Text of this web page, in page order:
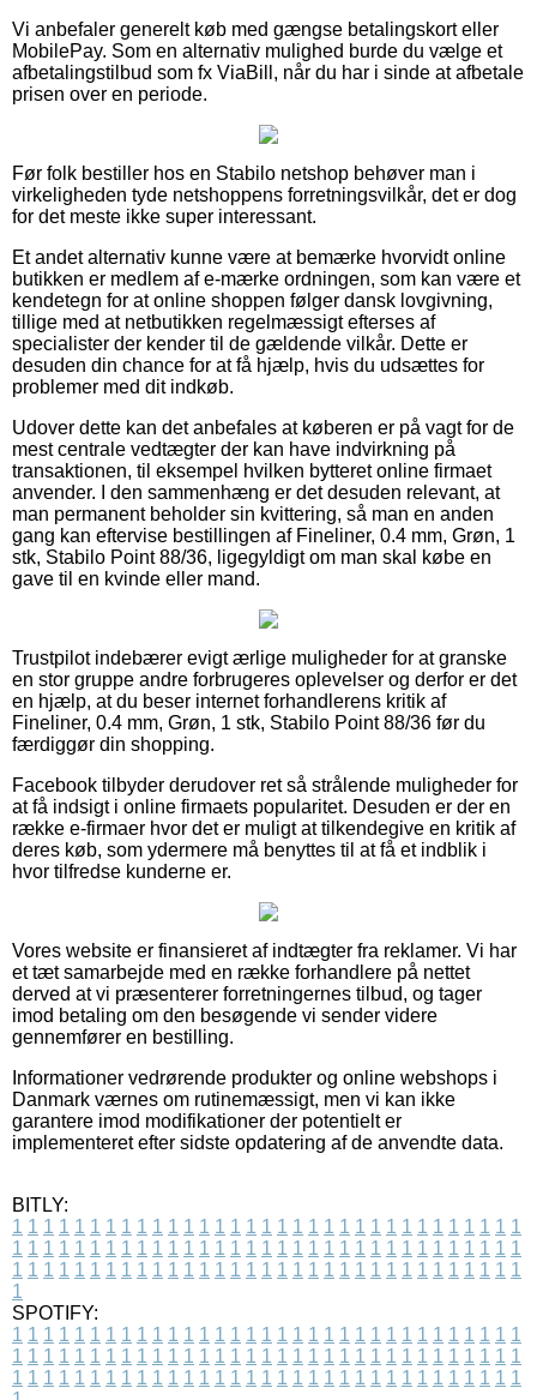
Vi anbefaler generelt køb med gængse betalingskort eller
MobilePay. Som en alternativ mulighed burde du vælge et
afbetalingstilbud som fx ViaBill, når du har i sinde at afbetale
prisen over en periode.
Før folk bestiller hos en Stabilo netshop behøver man i
virkeligheden tyde netshoppens forretningsvilkår, det er dog
for det meste ikke super interessant.
Et andet alternativ kunne være at bemærke hvorvidt online
butikken er medlem af e-mærke ordningen, som kan være et
kendetegn for at online shoppen følger dansk lovgivning,
tillige med at netbutikken regelmæssigt efterses af
specialister der kender til de gældende vilkår. Dette er
desuden din chance for at få hjælp, hvis du udsættes for
problemer med dit indkøb.
Udover dette kan det anbefales at køberen er på vagt for de
mest centrale vedtægter der kan have indvirkning på
transaktionen, til eksempel hvilken bytteret online firmaet
anvender. I den sammenhæng er det desuden relevant, at
man permanent beholder sin kvittering, så man en anden
gang kan eftervise bestillingen af Fineliner, 0.4 mm, Grøn, 1
stk, Stabilo Point 88/36, ligegyldigt om man skal købe en
gave til en kvinde eller mand.
Trustpilot indebærer evigt ærlige muligheder for at granske
en stor gruppe andre forbrugeres oplevelser og derfor er det
en hjælp, at du beser internet forhandlerens kritik af
Fineliner, 0.4 mm, Grøn, 1 stk, Stabilo Point 88/36 før du
færdiggør din shopping.
Facebook tilbyder derudover ret så strålende muligheder for
at få indsigt i online firmaets popularitet. Desuden er der en
række e-firmaer hvor det er muligt at tilkendegive en kritik af
deres køb, som ydermere må benyttes til at få et indblik i
hvor tilfredse kunderne er.
Vores website er finansieret af indtægter fra reklamer. Vi har
et tæt samarbejde med en række forhandlere på nettet
derved at vi præsenterer forretningernes tilbud, og tager
imod betaling om den besøgende vi sender videre
gennemfører en bestilling.
Informationer vedrørende produkter og online webshops i
Danmark værnes om rutinemæssigt, men vi kan ikke
garantere imod modifikationer der potentielt er
implementeret efter sidste opdatering af de anvendte data.
BITLY:
1 1 1 1 1 1 1 1 1 1 1 1 1 1 1 1 1 1 1 1 1 1 1 1 1 1 1 1 1 1 1 1 1
1 1 1 1 1 1 1 1 1 1 1 1 1 1 1 1 1 1 1 1 1 1 1 1 1 1 1 1 1 1 1 1 1
1 1 1 1 1 1 1 1 1 1 1 1 1 1 1 1 1 1 1 1 1 1 1 1 1 1 1 1 1 1 1 1 1
1
SPOTIFY:
1 1 1 1 1 1 1 1 1 1 1 1 1 1 1 1 1 1 1 1 1 1 1 1 1 1 1 1 1 1 1 1 1
1 1 1 1 1 1 1 1 1 1 1 1 1 1 1 1 1 1 1 1 1 1 1 1 1 1 1 1 1 1 1 1 1
1 1 1 1 1 1 1 1 1 1 1 1 1 1 1 1 1 1 1 1 1 1 1 1 1 1 1 1 1 1 1 1 1